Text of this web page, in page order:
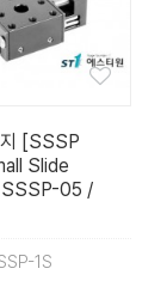
[SSSP
Slide
05 /
1S